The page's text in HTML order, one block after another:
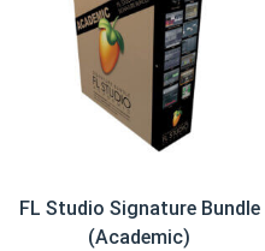
FL Studio Signature Bundle
(Academic)